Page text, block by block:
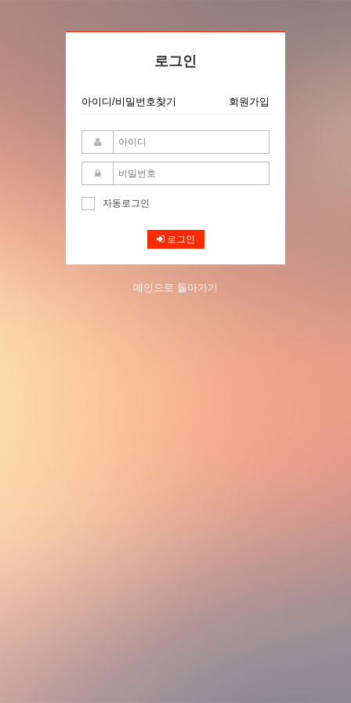
로그인
아이디/비밀번호찾기 회원가입
자동로그인
로그인
메인으로 돌아가기